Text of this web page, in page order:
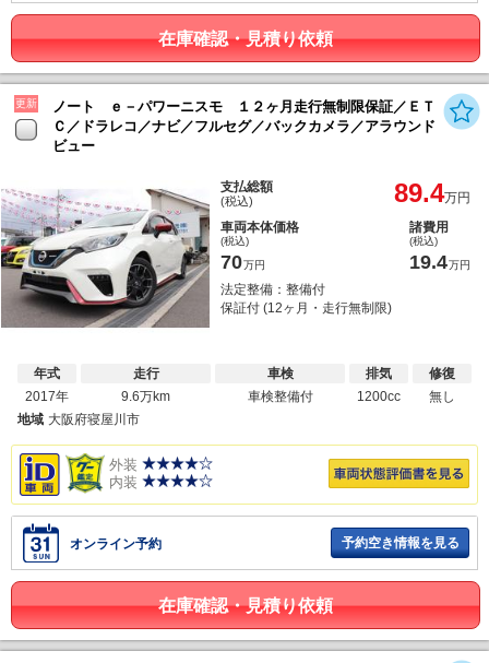
在庫確認・見積り依頼
更新
ノート ｅ－パワーニスモ １２ヶ月走行無制限保証／ＥＴ
Ｃ／ドラレコ／ナビ／フルセグ／バックカメラ／アラウンド
ビュー
支払総額
(税込) 89.4万円
車両本体価格
(税込)
70万円
諸費用
(税込)
19.4万円
法定整備：整備付
保証付 (12ヶ月・走行無制限)
年式
2017年
走行
9.6万km
車検
車検整備付
排気
1200cc
修復
無し
地域 大阪府寝屋川市
外装
内装
オンライン予約 予約空き情報を見る
在庫確認・見積り依頼